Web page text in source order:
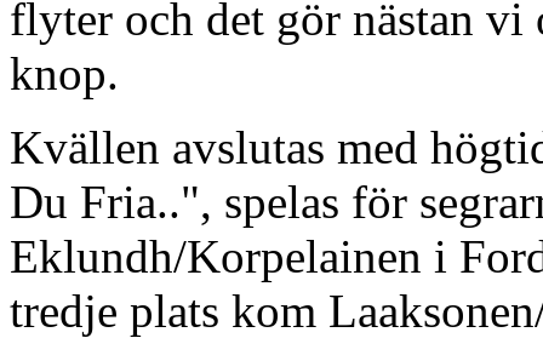
flyter och det gör nästan
knop.
Kvällen avslutas med
Du Fria..", spelas för
Eklundh/Korpelainen i
tredje plats kom